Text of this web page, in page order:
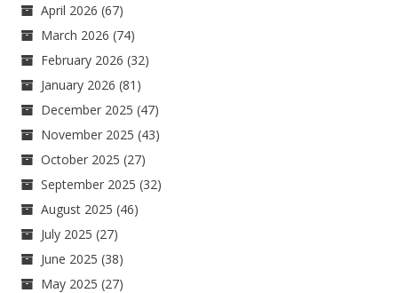
April 2026 (67)
March 2026 (74)
February 2026 (32)
January 2026 (81)
December 2025 (47)
November 2025 (43)
October 2025 (27)
September 2025 (32)
August 2025 (46)
July 2025 (27)
June 2025 (38)
May 2025 (27)